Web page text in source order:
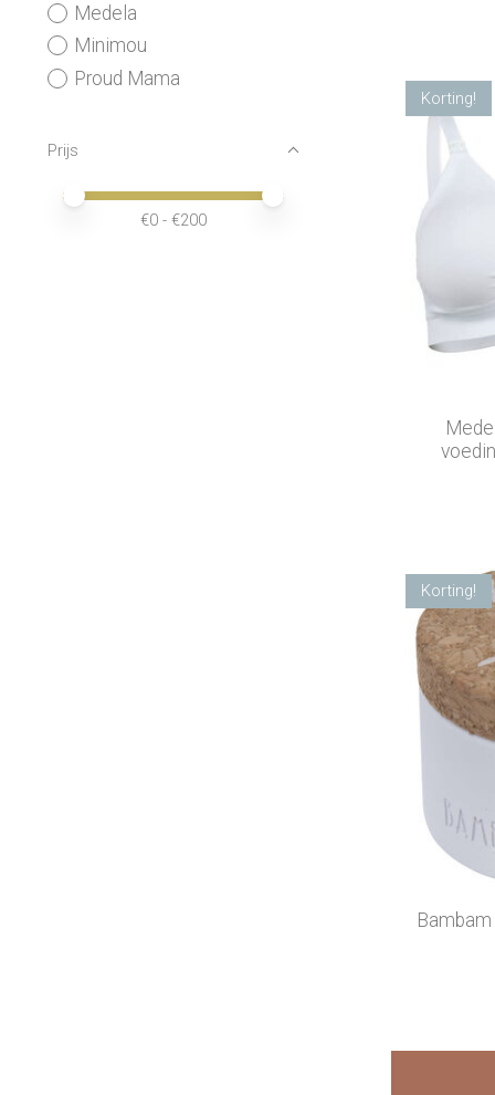
Medela
Minimou
Proud Mama
Prijs
Minimale prijswaarde
Price maximum value
€0 - €200
Korting!
Korting!